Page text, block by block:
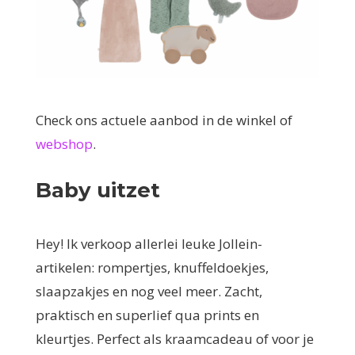
Check ons actuele aanbod in de winkel of
webshop.
Baby uitzet
Hey! Ik verkoop allerlei leuke Jollein-
artikelen: rompertjes, knuffeldoekjes,
slaapzakjes en nog veel meer. Zacht,
praktisch en superlief qua prints en
kleurtjes. Perfect als kraamcadeau of voor je